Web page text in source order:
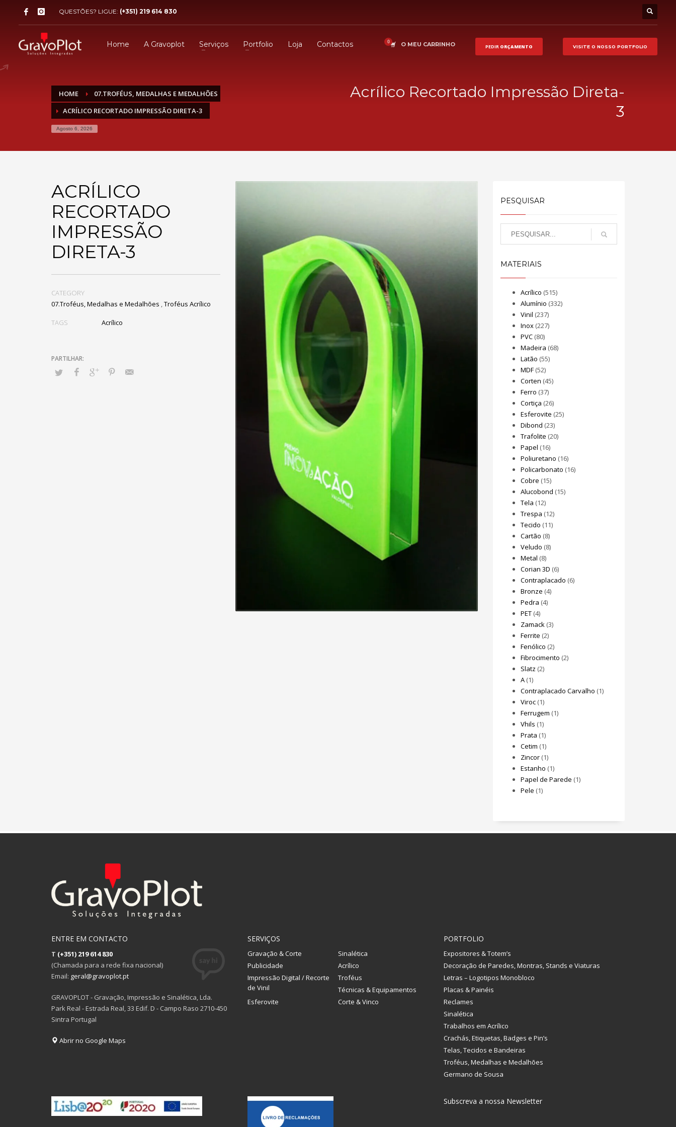
QUESTÕES? LIGUE: (+351) 219 614 830
Home A Gravoplot Serviços Portfolio Loja Contactos O MEU CARRINHO PEDIR ORÇAMENTO VISITE O NOSSO PORTFOLIO
HOME
07.TROFÉUS, MEDALHAS E MEDALHÕES
ACRÍLICO RECORTADO IMPRESSÃO DIRETA-3
Agosto 6, 2026
Acrílico Recortado Impressão Direta-
3
ACRÍLICO
RECORTADO
IMPRESSÃO
DIRETA-3
CATEGORY
07.Troféus, Medalhas e Medalhões ,Troféus Acrílico
TAGS Acrílico
PESQUISAR
MATERIAIS
Acrílico (515)
Alumínio (332)
Vinil (237)
Inox(227)
PVC(80)
Madeira (68)
Latão (55)
MDF(52)
Corten (45)
Ferro (37)
Cortiça (26)
Esferovite (25)
Dibond (23)
Trafolite (20)
Papel (16)
Poliuretano (16)
Policarbonato (16)
Cobre (15)
Alucobond (15)
Tela (12)
Trespa (12)
Tecido (11)
Cartão (8)
Veludo (8)
Metal (8)
Corian 3D (6)
Contraplacado (6)
Bronze (4)
Pedra (4)
PET(4)
Zamack(3)
Ferrite (2)
Fenólico (2)
Fibrocimento (2)
Slatz (2)
A(1)
Contraplacado Carvalho (1)
Viroc(1)
Ferrugem (1)
Vhils (1)
Prata (1)
Cetim (1)
Zincor(1)
Estanho (1)
Papel de Parede (1)
Pele (1)
ENTRE EM CONTACTO
T (+351) 219 614 830
(Chamada para a rede fixa nacional)
Email: geral@gravoplot.pt
GRAVOPLOT - Gravação, Impressão e Sinalética, Lda.
Park Real - Estrada Real, 33 Edif. D - Campo Raso 2710-450
Sintra Portugal
Abrir no Google Maps
SERVIÇOS
Gravação & Corte
Sinalética
Publicidade
Acrílico
Impressão Digital / Recorte
de Vinil
Troféus
Técnicas & Equipamentos
Esferovite
Corte & Vinco
PORTFOLIO
Expositores & Totem’s
Decoração de Paredes, Montras, Stands e Viaturas
Letras – Logotipos Monobloco
Placas & Painéis
Reclames
Sinalética
Trabalhos em Acrílico
Crachás, Etiquetas, Badges e Pin’s
Telas, Tecidos e Bandeiras
Troféus, Medalhas e Medalhões
Germano de Sousa
Subscreva a nossa Newsletter